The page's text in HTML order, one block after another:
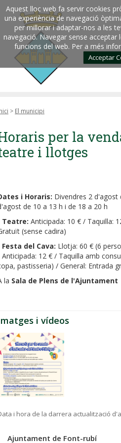
Aquest lloc web fa servir cookies
una experiència de navegació
per millorar i adaptar-nos a les
navegació. Navegar sense
funcions del web. Per a més
Acceptar
> El municipi
per la
i llotges
i Horaris: Divendres 2 d'agost
de 10 a 13 h i de 18 a 20 h
Teatre: Anticipada: 10 € / Taquilla:
(sense cadira)
Festa del Cava: Llotja: 60 € (6
Anticipada: 12 € / Taquilla amb
pastisseria) / General: Entrada
la Sala de Plens de l'Ajuntament
i vídeos
i hora de la darrera actualització
Ajuntament de Font-rubí